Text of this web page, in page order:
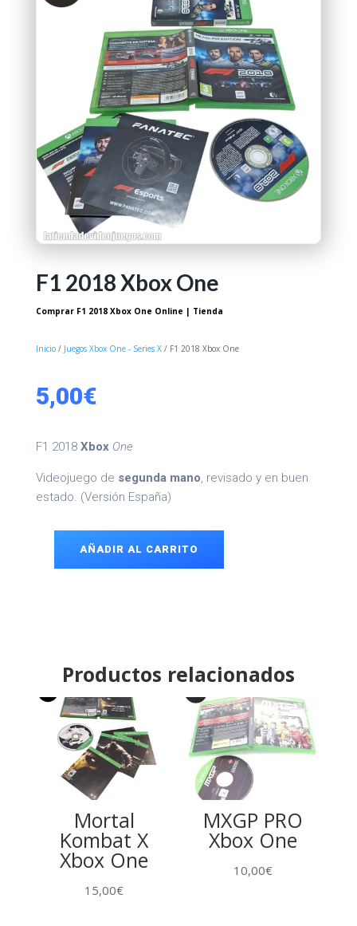
F1 2018 Xbox One
Comprar F1 2018 Xbox One Online | Tienda
Inicio/ Juegos Xbox One - Series X/ F1 2018 Xbox One
5,00€
F1 2018 XboxOne
Videojuego de segunda mano, revisado y en buen
estado. (Versión España)
AÑADIR AL CARRITO
Productos relacionados
Mortal
Kombat X
Xbox One
15,00€
MXGP PRO
Xbox One
10,00€